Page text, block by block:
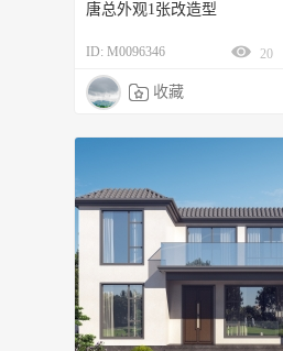
唐总外观1张改造型
ID: M0096346 20
 收藏